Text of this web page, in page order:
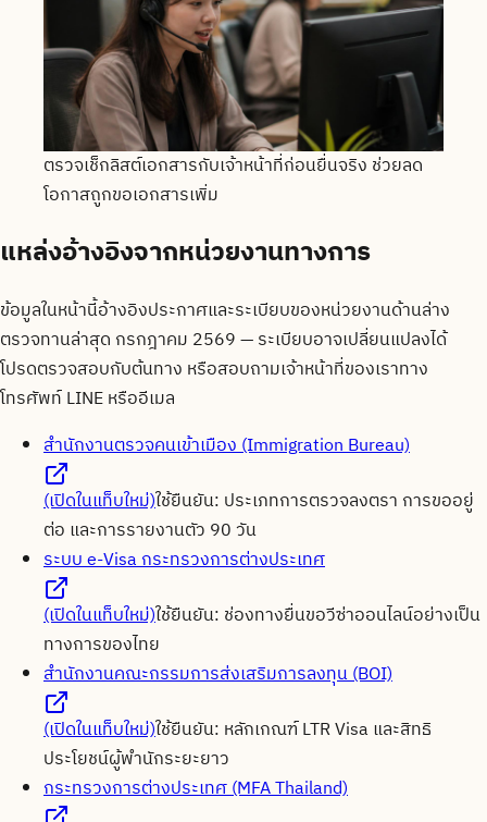
ตรวจเช็กลิสต์เอกสารกับเจ้าหน้าที่ก่อนยื่นจริง ช่วยลด
โอกาสถูกขอเอกสารเพิ่ม
แหล่งอ้างอิงจากหน่วยงานทางการ
ข้อมูลในหน้านี้อ้างอิงประกาศและระเบียบของหน่วยงานด้านล่าง
ตรวจทานล่าสุด กรกฎาคม 2569— ระเบียบอาจเปลี่ยนแปลงได้
โปรดตรวจสอบกับต้นทาง หรือสอบถามเจ้าหน้าที่ของเราทาง
โทรศัพท์ LINE หรืออีเมล
สำนักงานตรวจคนเข้าเมือง (Immigration Bureau)
(เปิดในแท็บใหม่)ใช้ยืนยัน: ประเภทการตรวจลงตรา การขออยู่
ต่อ และการรายงานตัว 90 วัน
ระบบ e-Visa กระทรวงการต่างประเทศ
(เปิดในแท็บใหม่)ใช้ยืนยัน: ช่องทางยื่นขอวีซ่าออนไลน์อย่างเป็น
ทางการของไทย
สำนักงานคณะกรรมการส่งเสริมการลงทุน (BOI)
(เปิดในแท็บใหม่)ใช้ยืนยัน: หลักเกณฑ์ LTR Visa และสิทธิ
ประโยชน์ผู้พำนักระยะยาว
กระทรวงการต่างประเทศ (MFA Thailand)